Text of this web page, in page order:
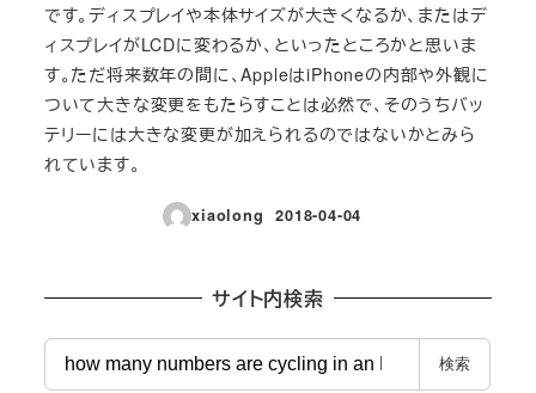
です。ディスプレイや本体サイズが大きくなるか、またはデ
ィスプレイがLCDに変わるか、といったところかと思いま
す。ただ将来数年の間に、AppleはiPhoneの内部や外観に
ついて大きな変更をもたらすことは必然で、そのうちバッ
テリーには大きな変更が加えられるのではないかとみら
れています。
xiaolong
投稿日
2018-04-04
サイト内検索
検
索
検索